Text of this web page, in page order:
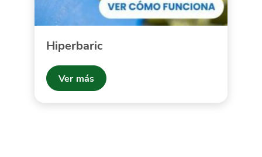
Hiperbaric
Ver más